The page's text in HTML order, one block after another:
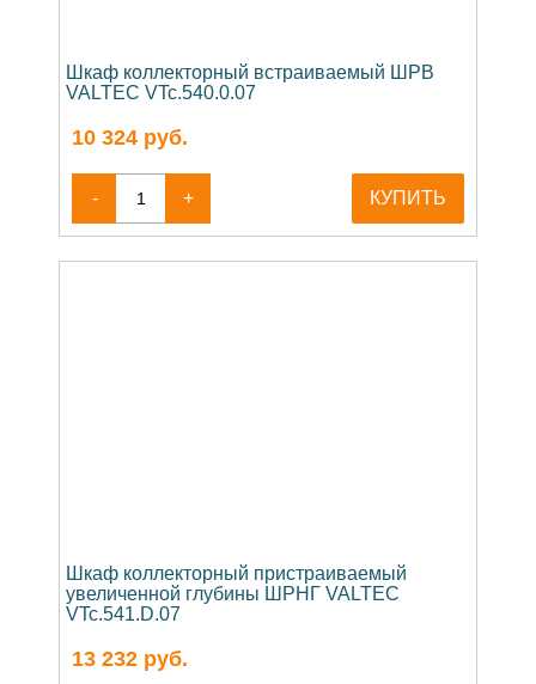
Шкаф коллекторный встраиваемый ШРВ
VALTEC VTc.540.0.07
10 324 руб.
- + КУПИТЬ
Шкаф коллекторный пристраиваемый
увеличенной глубины ШРНГ VALTEC
VTc.541.D.07
13 232 руб.